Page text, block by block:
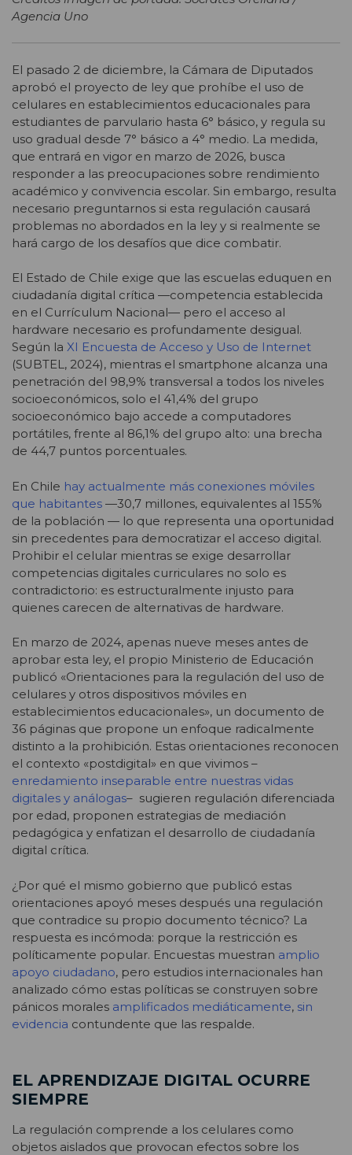
Agencia Uno
El pasado 2 de diciembre, la Cámara de Diputados
aprobó el proyecto de ley que prohíbe el uso de
celulares en establecimientos educacionales para
estudiantes de parvulario hasta 6° básico, y regula su
uso gradual desde 7° básico a 4° medio. La medida,
que entrará en vigor en marzo de 2026, busca
responder a las preocupaciones sobre rendimiento
académico y convivencia escolar. Sin embargo, resulta
necesario preguntarnos si esta regulación causará
problemas no abordados en la ley y si realmente se
hará cargo de los desafíos que dice combatir.
El Estado de Chile exige que las escuelas eduquen en
ciudadanía digital crítica —competencia establecida
en el Currículum Nacional— pero el acceso al
hardware necesario es profundamente desigual.
Según la XI Encuesta de Acceso y Uso de Internet
(SUBTEL, 2024), mientras el smartphone alcanza una
penetración del 98,9% transversal a todos los niveles
socioeconómicos, solo el 41,4% del grupo
socioeconómico bajo accede a computadores
portátiles, frente al 86,1% del grupo alto: una brecha
de 44,7 puntos porcentuales.
En Chile hay actualmente más conexiones móviles
que habitantes —30,7 millones, equivalentes al 155%
de la población — lo que representa una oportunidad
sin precedentes para democratizar el acceso digital.
Prohibir el celular mientras se exige desarrollar
competencias digitales curriculares no solo es
contradictorio: es estructuralmente injusto para
quienes carecen de alternativas de hardware.
En marzo de 2024, apenas nueve meses antes de
aprobar esta ley, el propio Ministerio de Educación
publicó «Orientaciones para la regulación del uso de
celulares y otros dispositivos móviles en
establecimientos educacionales», un documento de
36 páginas que propone un enfoque radicalmente
distinto a la prohibición. Estas orientaciones reconocen
el contexto «postdigital» en que vivimos –
enredamiento inseparable entre nuestras vidas
digitales y análogas– sugieren regulación diferenciada
por edad, proponen estrategias de mediación
pedagógica y enfatizan el desarrollo de ciudadanía
digital crítica.
¿Por qué el mismo gobierno que publicó estas
orientaciones apoyó meses después una regulación
que contradice su propio documento técnico? La
respuesta es incómoda: porque la restricción es
políticamente popular. Encuestas muestran amplio
apoyo ciudadano, pero estudios internacionales han
analizado cómo estas políticas se construyen sobre
pánicos morales amplificados mediáticamente, sin
evidencia contundente que las respalde.
EL APRENDIZAJE DIGITAL OCURRE
SIEMPRE
La regulación comprende a los celulares como
objetos aislados que provocan efectos sobre los